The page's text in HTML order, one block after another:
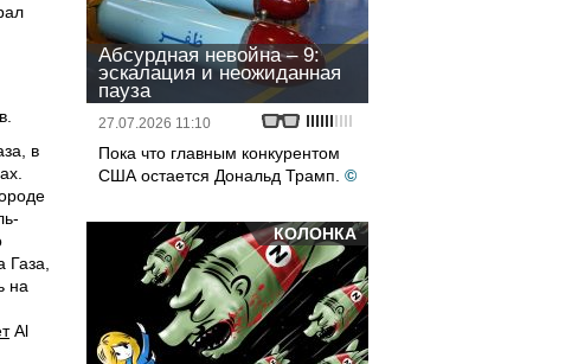
в
на
Al
Абсурдная невойна – 9:
эскалация и неожиданная
пауза
27.07.2026 11:10
Пока что главным конкурентом
США остается Дональд Трамп. ©
КОЛОНКА